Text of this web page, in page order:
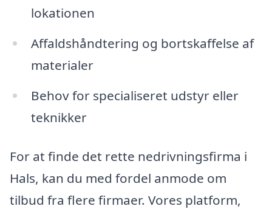
lokationen
Affaldshåndtering og bortskaffelse af
materialer
Behov for specialiseret udstyr eller
teknikker
For at finde det rette nedrivningsfirma i
Hals, kan du med fordel anmode om
tilbud fra flere firmaer. Vores platform,